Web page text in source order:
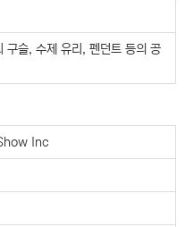
구슬, 수제 유리, 펜던트 등의 공
Inc